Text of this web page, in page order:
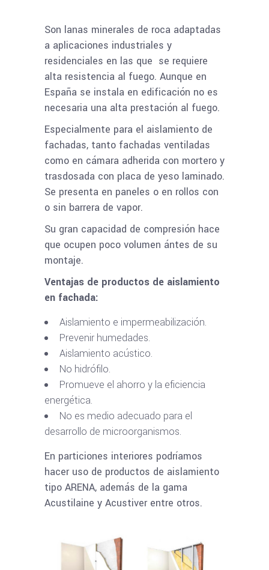
Son lanas minerales de roca adaptadas
a aplicaciones industriales y
residenciales en las que se requiere
alta resistencia al fuego. Aunque en
España se instala en edificación no es
necesaria una alta prestación al fuego.
Especialmente para el aislamiento de
fachadas, tanto fachadas ventiladas
como en cámara adherida con mortero y
trasdosada con placa de yeso laminado.
Se presenta en paneles o en rollos con
o sin barrera de vapor.
Su gran capacidad de compresión hace
que ocupen poco volumen ántes de su
montaje.
Ventajas de productos de aislamiento
en fachada:
Aislamiento e impermeabilización.
Prevenir humedades.
Aislamiento acústico.
No hidrófilo.
Promueve el ahorro y la eficiencia
energética.
No es medio adecuado para el
desarrollo de microorganismos.
En particiones interiores podríamos
hacer uso de productos de aislamiento
tipo ARENA, además de la gama
Acustilaine y Acustiver entre otros.